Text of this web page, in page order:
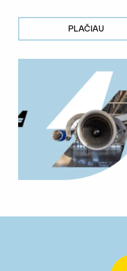
PLAČIAU